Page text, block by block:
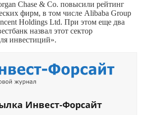
Chase & Co. повысили рейтинг
фирм, в том числе Alibaba Group
Holdings Ltd. При этом еще два
назвал этот сектор
инвестиций».
Инвест-Форсайт